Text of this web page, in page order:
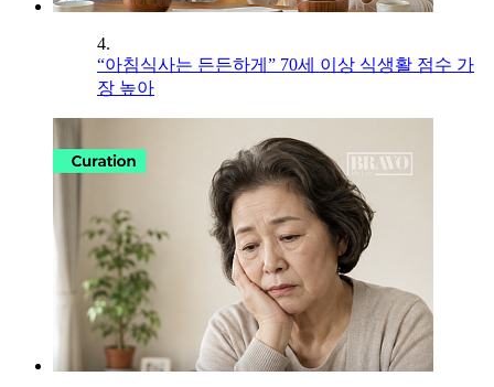
4.
“아침식사는 든든하게” 70세 이상 식생활 점수 가
장 높아